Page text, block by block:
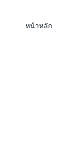
หน้าหลัก